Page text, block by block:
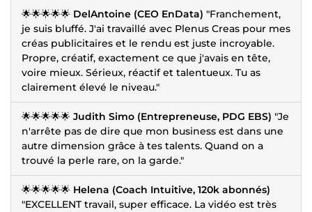
🌟🌟🌟🌟🌟 DelAntoine (CEO EnData) "Franchement,
je suis bluffé. J'ai travaillé avec Plenus Creas pour mes
créas publicitaires et le rendu est juste incroyable.
Propre, créatif, exactement ce que j'avais en tête,
voire mieux. Sérieux, réactif et talentueux. Tu as
clairement élevé le niveau."
🌟🌟🌟🌟🌟 Judith Simo (Entrepreneuse, PDG EBS) "Je
n'arrête pas de dire que mon business est dans une
autre dimension grâce à tes talents. Quand on a
trouvé la perle rare, on la garde."
🌟🌟🌟🌟🌟 Helena (Coach Intuitive, 120k abonnés)
"EXCELLENT travail, super efficace. La vidéo est très